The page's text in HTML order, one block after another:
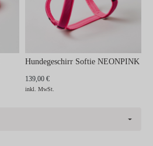
Hundegeschirr Softie NEONPINK
139,00 €
inkl. MwSt.